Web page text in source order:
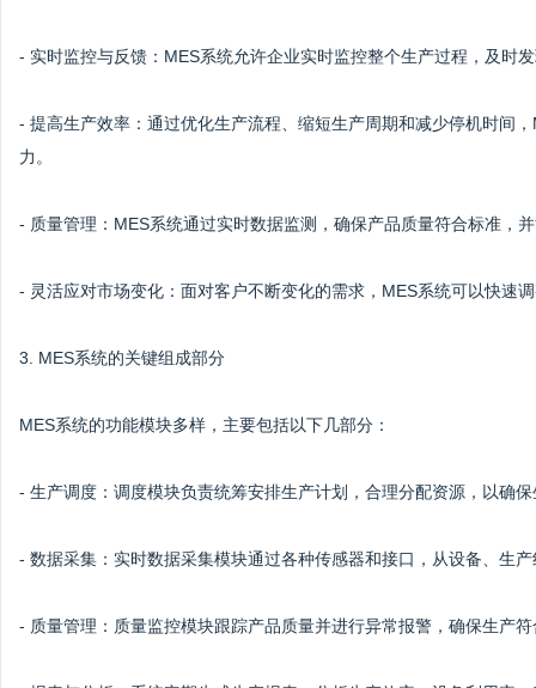
- 实时监控与反馈：MES系统允许企业实时监控整个生产过程，及时
- 提高生产效率：通过优化生产流程、缩短生产周期和减少停机时间
力。
- 质量管理：MES系统通过实时数据监测，确保产品质量符合标准，
- 灵活应对市场变化：面对客户不断变化的需求，MES系统可以快速
3. MES系统的关键组成部分
MES系统的功能模块多样，主要包括以下几部分：
- 生产调度：调度模块负责统筹安排生产计划，合理分配资源，以确
- 数据采集：实时数据采集模块通过各种传感器和接口，从设备、生
- 质量管理：质量监控模块跟踪产品质量并进行异常报警，确保生产